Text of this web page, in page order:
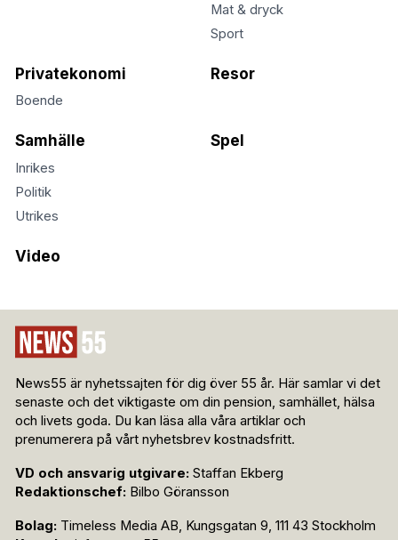
Mat & dryck
Sport
Privatekonomi
Boende
Resor
Samhälle
Inrikes
Politik
Utrikes
Spel
Video
News55 är nyhetssajten för dig över 55 år. Här samlar vi det
senaste och det viktigaste om din pension, samhället, hälsa
och livets goda. Du kan läsa alla våra artiklar och
prenumerera på vårt nyhetsbrev kostnadsfritt.
VD och ansvarig utgivare: Staffan Ekberg
Redaktionschef: Bilbo Göransson
Bolag: Timeless Media AB, Kungsgatan 9, 111 43 Stockholm